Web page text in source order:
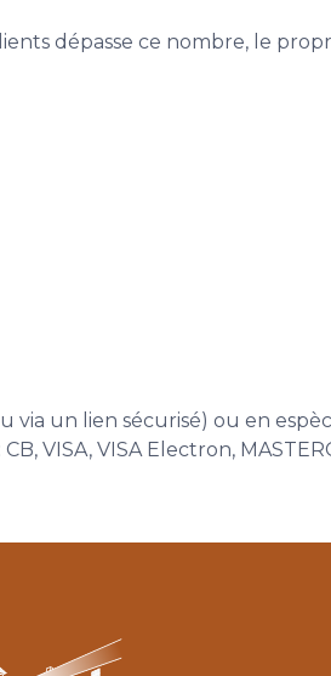
dépasse ce nombre, le
via un lien sécurisé) ou en
VISA, VISA Electron,